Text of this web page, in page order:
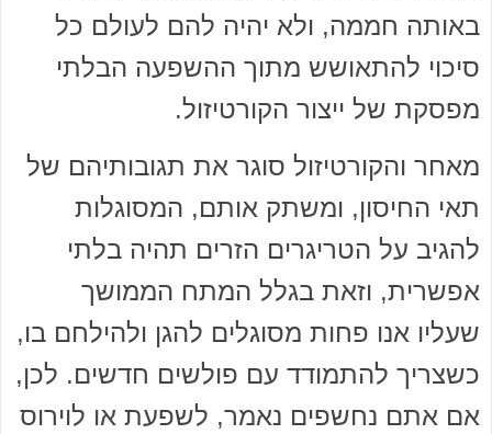
באותה חממה, ולא יהיה להם לעולם כל
סיכוי להתאושש מתוך ההשפעה הבלתי
מפסקת של ייצור הקורטיזול.
מאחר והקורטיזול סוגר את תגובותיהם של
תאי החיסון, ומשתק אותם, המסוגלות
להגיב על הטריגרים הזרים תהיה בלתי
אפשרית, וזאת בגלל המתח הממושך
שעליו אנו פחות מסוגלים להגן ולהילחם בו,
כשצריך להתמודד עם פולשים חדשים. לכן,
אם אתם נחשפים נאמר, לשפעת או לוירוס